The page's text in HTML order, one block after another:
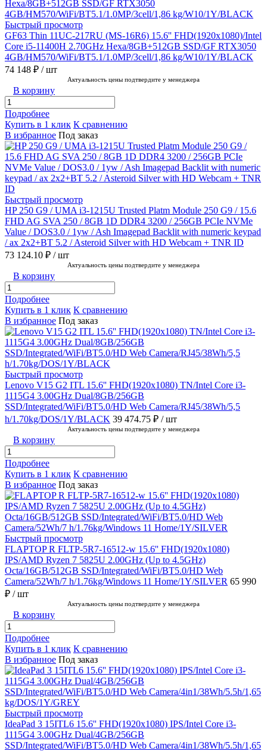
Быстрый просмотр
GF63 Thin 11UC-217RU (MS-16R6) 15.6'' FHD(1920x1080)/Intel
Core i5-11400H 2.70GHz Hexa/8GB+512GB SSD/GF RTX3050
4GB/HM570/WiFi/BT5.1/1.0MP/3cell/1,86 kg/W10/1Y/BLACK
74 148 ₽ / шт
Актуальность цены подтвердите у менеджера
В корзину
Подробнее
Купить в 1 клик К сравнению
В избранное Под заказ
Быстрый просмотр
HP 250 G9 / UMA i3-1215U Trusted Platm Module 250 G9 / 15.6
FHD AG SVA 250 / 8GB 1D DDR4 3200 / 256GB PCIe NVMe
Value / DOS3.0 / 1yw / Ash Imagepad Backlit with numeric keypad
/ ax 2x2+BT 5.2 / Asteroid Silver with HD Webcam + TNR ID
73 124.10 ₽ / шт
Актуальность цены подтвердите у менеджера
В корзину
Подробнее
Купить в 1 клик К сравнению
В избранное Под заказ
Быстрый просмотр
Lenovo V15 G2 ITL 15.6'' FHD(1920x1080) TN/Intel Core i3-
1115G4 3.00GHz Dual/8GB/256GB
SSD/Integrated/WiFi/BT5.0/HD Web Camera/RJ45/38Wh/5,5
h/1.70kg/DOS/1Y/BLACK 39 474.75 ₽ / шт
Актуальность цены подтвердите у менеджера
В корзину
Подробнее
Купить в 1 клик К сравнению
В избранное Под заказ
Быстрый просмотр
FLAPTOP R FLTP-5R7-16512-w 15.6'' FHD(1920x1080)
IPS/AMD Ryzen 7 5825U 2.00GHz (Up to 4.5GHz)
Octa/16GB/512GB SSD/Integrated/WiFi/BT5.0/HD Web
Camera/52Wh/7 h/1.76kg/Windows 11 Home/1Y/SILVER 65 990
₽ / шт
Актуальность цены подтвердите у менеджера
В корзину
Подробнее
Купить в 1 клик К сравнению
В избранное Под заказ
Быстрый просмотр
IdeaPad 3 15ITL6 15.6'' FHD(1920x1080) IPS/Intel Core i3-
1115G4 3.00GHz Dual/4GB/256GB
SSD/Integrated/WiFi/BT5.0/HD Web Camera/4in1/38Wh/5.5h/1,65